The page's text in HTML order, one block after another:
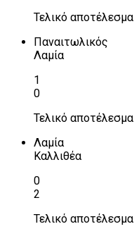
Τελικό αποτέλεσμα
Παναιτωλικός
Λαμία
1
0
Τελικό αποτέλεσμα
Λαμία
Καλλιθέα
0
2
Τελικό αποτέλεσμα